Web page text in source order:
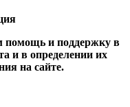
помощь и поддержку в
и в определении их
на сайте.